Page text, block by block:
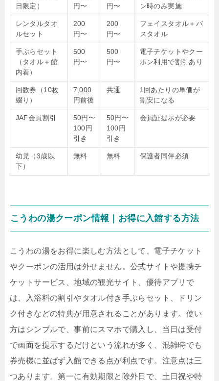
日限定）
円〜
円〜
ン時のみ実施
レンタルタオ
ルセット
200
円〜
200
円〜
フェイスタオル＋バ
スタオル
手ぶらセット
（タオル＋館
内着）
500
円〜
500
円〜
電子チケットやクー
ポン利用で割引あり
回数券（10枚
綴り）
7,000
円前後
共通
1回あたりの単価が
割安になる
JAF会員割引
50円〜
100円
引き
50円〜
100円
引き
会員証提示が必要
幼児（3歳以
下）
無料 無料 保護者同伴必須
こうわの湯クーポン情報｜お得に入館する方法
こうわの湯をお得に楽しむ方法として、電子チケット
やクーポンの活用は外せません。公式サイトや提携チ
ケットサービス、地域の観光サイト、優待アプリで
は、入浴料の割引やタオル付き手ぶらセット、ドリン
ク付きなどの特典が用意されることがあります。使い
方はシンプルで、事前にスマホで購入し、当日は受付
で画面を提示するだけという流れが多く、混雑時でも
券売機に並ばず入館できる点が利点です。注意点は三
つあります。第一に有効期限と除外日で、土日祝や特